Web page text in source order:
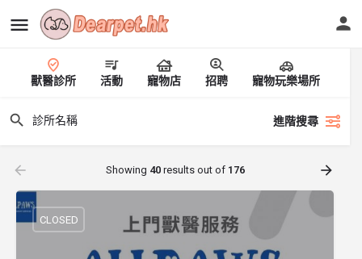
獸醫診所 活動 寵物店 招聘 寵物玩樂場所
進階搜尋
Showing 40results out of 176
CLOSED